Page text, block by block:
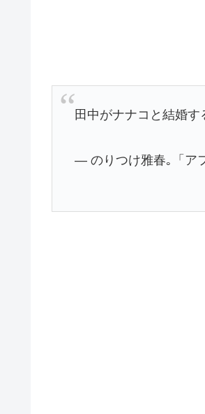
田中がナナコと結
— のりつけ雅春｡「ア